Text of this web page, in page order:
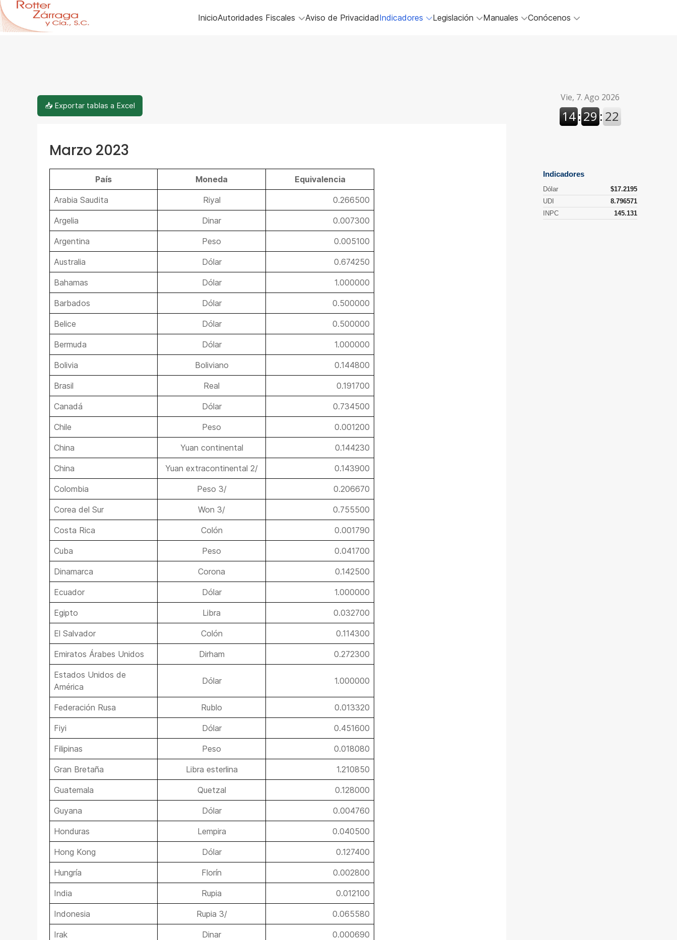
InicioAutoridades Fiscales Aviso de PrivacidadIndicadores Legislación Manuales Conócenos
📥 Exportar tablas a Excel
Marzo 2023
País Moneda Equivalencia
Arabia Saudita Riyal 0.266500
Argelia Dinar 0.007300
Argentina Peso 0.005100
Australia Dólar 0.674250
Bahamas Dólar 1.000000
Barbados Dólar 0.500000
Belice Dólar 0.500000
Bermuda Dólar 1.000000
Bolivia Boliviano 0.144800
Brasil Real 0.191700
Canadá Dólar 0.734500
Chile Peso 0.001200
China Yuan continental 0.144230
China Yuan extracontinental 2/ 0.143900
Colombia Peso 3/ 0.206670
Corea del Sur Won 3/ 0.755500
Costa Rica Colón 0.001790
Cuba Peso 0.041700
Dinamarca Corona 0.142500
Ecuador Dólar 1.000000
Egipto Libra 0.032700
El Salvador Colón 0.114300
Emiratos Árabes Unidos Dirham 0.272300
Estados Unidos de
América
Dólar 1.000000
Federación Rusa Rublo 0.013320
Fiyi Dólar 0.451600
Filipinas Peso 0.018080
Gran Bretaña Libra esterlina 1.210850
Guatemala Quetzal 0.128000
Guyana Dólar 0.004760
Honduras Lempira 0.040500
Hong Kong Dólar 0.127400
Hungría Florín 0.002800
India Rupia 0.012100
Indonesia Rupia 3/ 0.065580
Irak Dinar 0.000690